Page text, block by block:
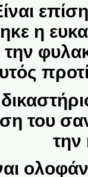
η
του
την